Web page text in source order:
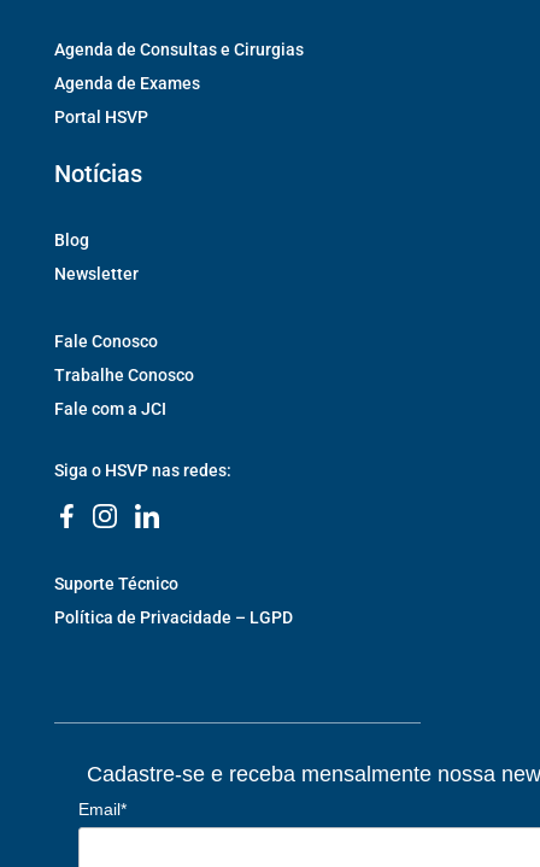
Agenda de Consultas e Cirurgias
Agenda de Exames
Portal HSVP
Notícias
Blog
Newsletter
Fale Conosco
Trabalhe Conosco
Fale com a JCI
Siga o HSVP nas redes:
Suporte Técnico
Política de Privacidade – LGPD
Cadastre-se e receba mensalmente nossa
Email*